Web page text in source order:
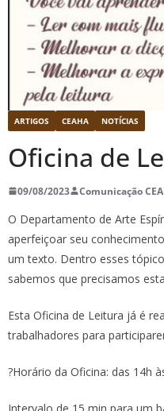
ARTIGOS CEAHA NOTÍCIAS
Oficina de
09/08/2023 Comunicação
O Departamento de Arte
aperfeiçoar seu
um texto. Dentro esses
sabemos que precisamos
Esta Oficina de Leitura já é
trabalhadores para
?Horário da Oficina: das 14h